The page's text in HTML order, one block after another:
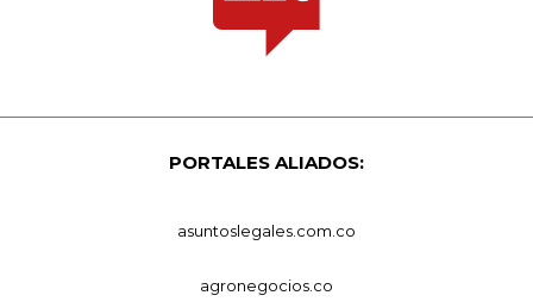
PORTALES ALIADOS:
asuntoslegales.com.co
agronegocios.co